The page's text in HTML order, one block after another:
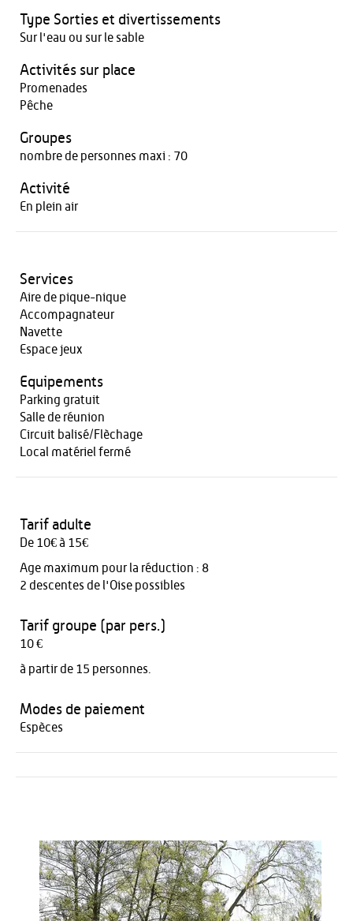
Type Sorties et divertissements
Sur l'eau ou sur le sable
Activités sur place
Promenades
Pêche
Groupes
nombre de personnes maxi : 70
Activité
En plein air
Services
Aire de pique-nique
Accompagnateur
Navette
Espace jeux
Equipements
Parking gratuit
Salle de réunion
Circuit balisé/Flèchage
Local matériel fermé
Tarif adulte
De 10€ à 15€
Age maximum pour la réduction : 8
2 descentes de l'Oise possibles
Tarif groupe (par pers.)
10 €
à partir de 15 personnes.
Modes de paiement
Espèces